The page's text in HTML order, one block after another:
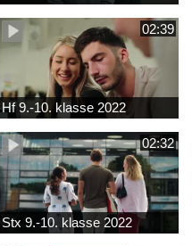
02:39
Hf 9.-10. klasse 2022
02:32
Stx 9.-10. klasse 2022